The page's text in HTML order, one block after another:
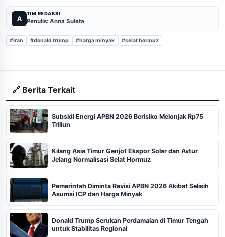
A
TIM REDAKSI
Penulis: Anna Suleta
#iran #donald trump #harga minyak #selat hormuz
🔗 Berita Terkait
Subsidi Energi APBN 2026 Berisiko Melonjak Rp75
Triliun
Kilang Asia Timur Genjot Ekspor Solar dan Avtur
Jelang Normalisasi Selat Hormuz
Pemerintah Diminta Revisi APBN 2026 Akibat Selisih
Asumsi ICP dan Harga Minyak
Donald Trump Serukan Perdamaian di Timur Tengah
untuk Stabilitas Regional